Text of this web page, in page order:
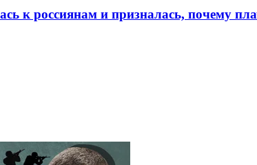
к россиянам и призналась, почему